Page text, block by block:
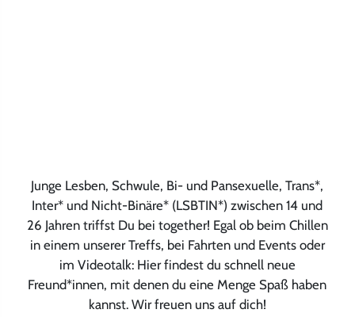
Junge Lesben, Schwule, Bi- und Pansexuelle, Trans*,
Inter* und Nicht-Binäre* (LSBTIN*) zwischen 14 und
26 Jahren triffst Du bei together! Egal ob beim Chillen
in einem unserer Treffs, bei Fahrten und Events oder
im Videotalk: Hier findest du schnell neue
Freund*innen, mit denen du eine Menge Spaß haben
kannst. Wir freuen uns auf dich!